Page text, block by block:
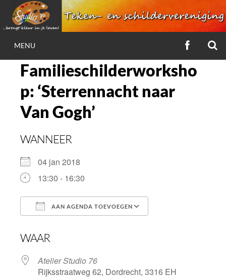
naar
de
inhoud
STUDIO 76
…brengt kleur in je leven!
MENU
VOLG
Familieschilderworksho
p: ‘Sterrennacht naar
Van Gogh’
WANNEER
04 jan 2018
13:30 - 16:30
AAN AGENDA TOEVOEGEN
WAAR
Atelier Studio 76
Rijksstraatweg 62, Dordrecht, 3316 EH